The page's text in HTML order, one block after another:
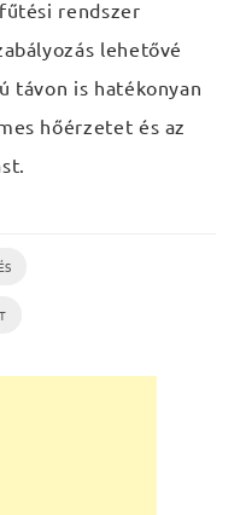
rendszer
lehetővé
távon is hatékonyan
hőérzetet és az